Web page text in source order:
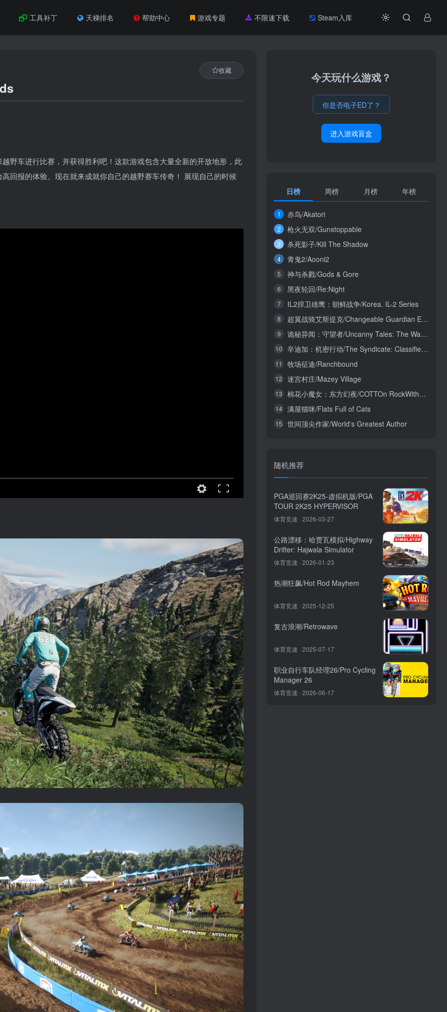
工具补丁 天梯排名 帮助中心 游戏专题 不限速下载 Steam入库
收藏
野车进行比赛，并获得胜利吧！这款游戏包含大量全新的开放地形，此
回报的体验。现在就来成就你自己的越野赛车传奇！ 展现自己的时候
今天玩什么游戏？
你是否电子ED了？
进入游戏盲盒
日榜 周榜 月榜 年榜
1 赤鸟/Akatori
2 枪火无双/Gunstoppable
3 杀死影子/Kill The Shadow
4 青鬼2/Aooni2
5 神与杀戮/Gods & Gore
6 黑夜轮回/Re:Night
7 IL2捍卫雄鹰：朝鲜战争/Korea. IL-2 Series
8 超翼战骑艾斯提克/Changeable Guardian ESTIQUE
9 诡秘异闻：守望者/Uncanny Tales: The Watcher
10 辛迪加：机密行动/The Syndicate: Classified Operations
11 牧场征途/Ranchbound
12 迷宫村庄/Mazey Village
13 棉花小魔女：东方幻夜/COTTOn RockWithYou -ORIENTAL NIGHT DREAMS-
14 满屋猫咪/Flats Full of Cats
15 世间顶尖作家/World's Greatest Author
随机推荐
PGA巡回赛2K25-虚拟机版/PGA
TOUR 2K25 HYPERVISOR
体育竞速 · 2026-03-27
公路漂移：哈贾瓦模拟/Highway
Drifter: Hajwala Simulator
体育竞速 · 2026-01-23
热潮狂飙/Hot Rod Mayhem
体育竞速 · 2025-12-25
复古浪潮/Retrowave
体育竞速 · 2025-07-17
职业自行车队经理26/Pro Cycling
Manager 26
体育竞速 · 2026-06-17